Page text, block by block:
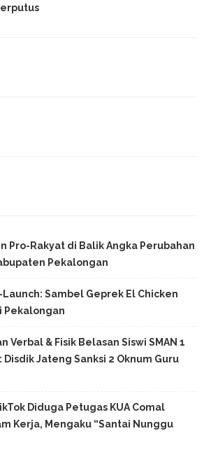
Pro-Rakyat di Balik Angka Perubahan
Pekalongan
Launch: Sambel Geprek El Chicken
Pekalongan
Verbal & Fisik Belasan Siswi SMAN 1
Disdik Jateng Sanksi 2 Oknum Guru
Diduga Petugas KUA Comal
Kerja, Mengaku “Santai Nunggu